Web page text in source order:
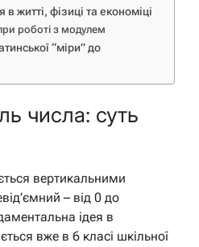
житті, фізиці та економіці
роботі з модулем
“міри” до
числа: суть
вертикальними
– від 0 до
ідея в
вже в 6 класі шкільної